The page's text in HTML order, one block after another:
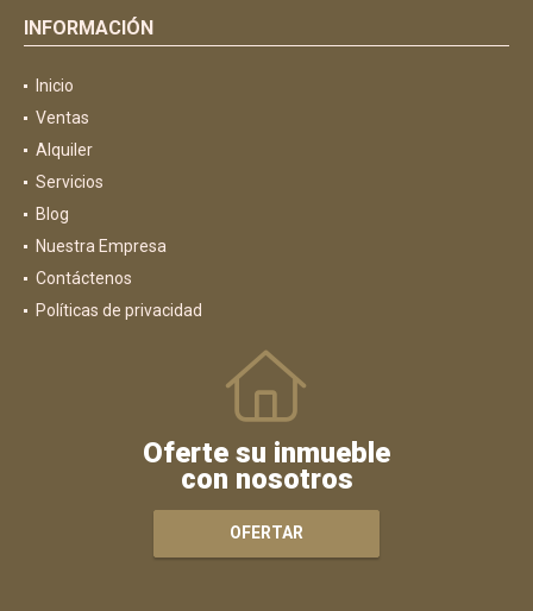
INFORMACIÓN
Inicio
Ventas
Alquiler
Servicios
Blog
Nuestra Empresa
Contáctenos
Políticas de privacidad
Oferte su inmueble
con nosotros
OFERTAR